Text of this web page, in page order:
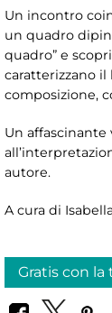
Un incontro
un quadro
quadro” e
caratterizzano il
composizione,
Un affascinante
autore.
A cura di
Gratis con la